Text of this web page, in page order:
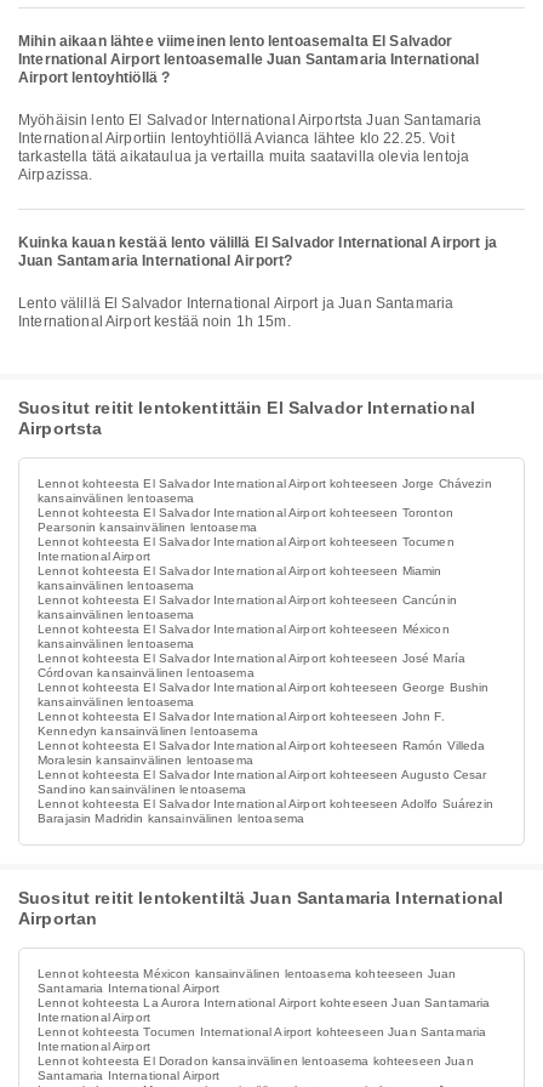
Mihin aikaan lähtee viimeinen lento lentoasemalta El Salvador
International Airport lentoasemalle Juan Santamaria International
Airport lentoyhtiöllä ?
Myöhäisin lento El Salvador International Airportsta Juan Santamaria
International Airportiin lentoyhtiöllä Avianca lähtee klo 22.25. Voit
tarkastella tätä aikataulua ja vertailla muita saatavilla olevia lentoja
Airpazissa.
Kuinka kauan kestää lento välillä El Salvador International Airport ja
Juan Santamaria International Airport?
Lento välillä El Salvador International Airport ja Juan Santamaria
International Airport kestää noin 1h 15m.
Suositut reitit lentokentittäin El Salvador International
Airportsta
Lennot kohteesta El Salvador International Airport kohteeseen Jorge Chávezin
kansainvälinen lentoasema
Lennot kohteesta El Salvador International Airport kohteeseen Toronton
Pearsonin kansainvälinen lentoasema
Lennot kohteesta El Salvador International Airport kohteeseen Tocumen
International Airport
Lennot kohteesta El Salvador International Airport kohteeseen Miamin
kansainvälinen lentoasema
Lennot kohteesta El Salvador International Airport kohteeseen Cancúnin
kansainvälinen lentoasema
Lennot kohteesta El Salvador International Airport kohteeseen Méxicon
kansainvälinen lentoasema
Lennot kohteesta El Salvador International Airport kohteeseen José María
Córdovan kansainvälinen lentoasema
Lennot kohteesta El Salvador International Airport kohteeseen George Bushin
kansainvälinen lentoasema
Lennot kohteesta El Salvador International Airport kohteeseen John F.
Kennedyn kansainvälinen lentoasema
Lennot kohteesta El Salvador International Airport kohteeseen Ramón Villeda
Moralesin kansainvälinen lentoasema
Lennot kohteesta El Salvador International Airport kohteeseen Augusto Cesar
Sandino kansainvälinen lentoasema
Lennot kohteesta El Salvador International Airport kohteeseen Adolfo Suárezin
Barajasin Madridin kansainvälinen lentoasema
Suositut reitit lentokentiltä Juan Santamaria International
Airportan
Lennot kohteesta Méxicon kansainvälinen lentoasema kohteeseen Juan
Santamaria International Airport
Lennot kohteesta La Aurora International Airport kohteeseen Juan Santamaria
International Airport
Lennot kohteesta Tocumen International Airport kohteeseen Juan Santamaria
International Airport
Lennot kohteesta El Doradon kansainvälinen lentoasema kohteeseen Juan
Santamaria International Airport